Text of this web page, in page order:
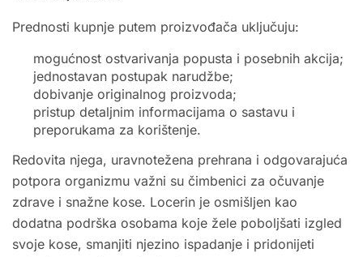
Prednosti kupnje putem proizvođača uključuju:
mogućnost ostvarivanja popusta i posebnih akcija;
jednostavan postupak narudžbe;
dobivanje originalnog proizvoda;
pristup detaljnim informacijama o sastavu i
preporukama za korištenje.
Redovita njega, uravnotežena prehrana i odgovarajuća
potpora organizmu važni su čimbenici za očuvanje
zdrave i snažne kose. Locerin je osmišljen kao
dodatna podrška osobama koje žele poboljšati izgled
svoje kose, smanjiti njezino ispadanje i pridonijeti